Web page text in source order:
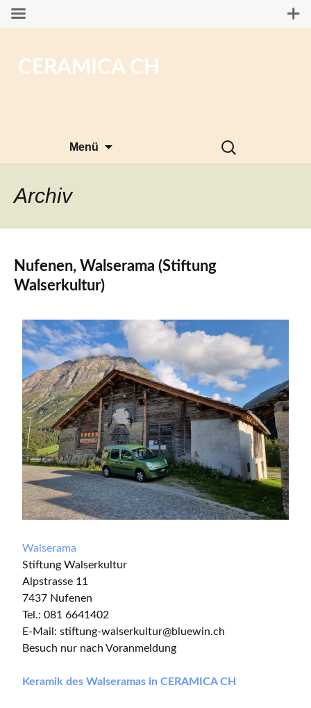
CERAMICA CH
Menü
Suchen
nach:
Archiv
Nufenen, Walserama (Stiftung
Walserkultur)
Walserama
Stiftung Walserkultur
Alpstrasse 11
7437 Nufenen
Tel.: 081 6641402
E-Mail: stiftung-walserkultur@bluewin.ch
Besuch nur nach Voranmeldung
Keramik des Walseramas in CERAMICA CH